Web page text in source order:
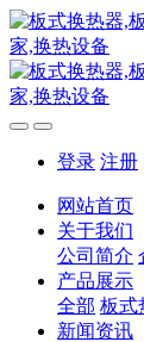
登录 注册
网站首页
关于我们
公司简介
产品展示
全部 板式
新闻资讯